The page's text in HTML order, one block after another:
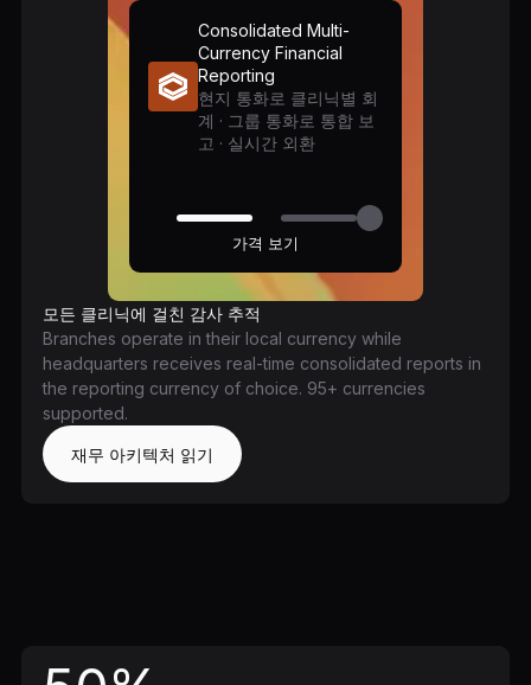
Consolidated Multi-
Currency Financial
Reporting
현지 통화로 클리닉별 회
계 · 그룹 통화로 통합 보
고 · 실시간 외환
가격 보기
모든 클리닉에 걸친 감사 추적
Branches operate in their local currency while
headquarters receives real-time consolidated reports in
the reporting currency of choice. 95+ currencies
supported.
재무 아키텍처 읽기